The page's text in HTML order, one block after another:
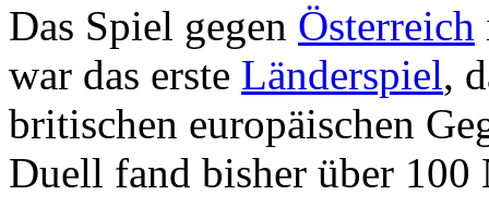
Das Spiel gegen Österreich
war das erste Länderspiel,
britischen europäischen
Duell fand bisher über